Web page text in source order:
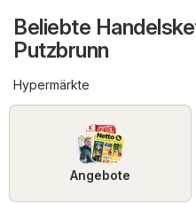
Beliebte
Putzbrunn
Hypermärkte
Angebote